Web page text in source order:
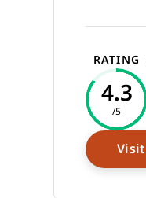
RATING
4.3
/5